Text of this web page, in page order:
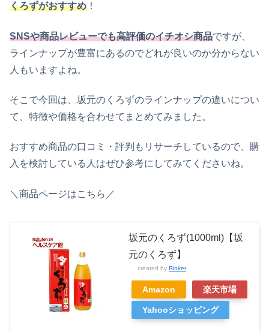
くろずがおすすめ ！
SNSや商品レビューでも高評価のイチオシ商品ですが、
ラインナップが豊富にあるのでどれが良いのか分からない
人もいますよね。
そこで今回は、坂元のくろずのラインナップの違いについ
て、特徴や価格を合わせてまとめてみました。
おすすめ商品の口コミ・評判もリサーチしているので、購
入を検討している人はぜひ参考にしてみてくださいね。
＼商品ページはこちら／
坂元のくろず(1000ml)【坂
元のくろず】
created by Rinker
Amazon 楽天市場
Yahooショッピング